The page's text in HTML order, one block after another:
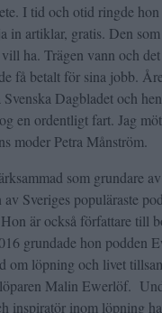
I tid och otid ringde
in artiklar, gratis. Den
ha. Trägen vann och
få betalt för sina jobb.
Dagbladet och
en ordentligt fart. Jag
moder Petra Månström.
som grundare
Sveriges populäraste
är också författare till
grundade hon podden
om löpning och livet
Malin Ewerlöf.
inspiratör inom löpning